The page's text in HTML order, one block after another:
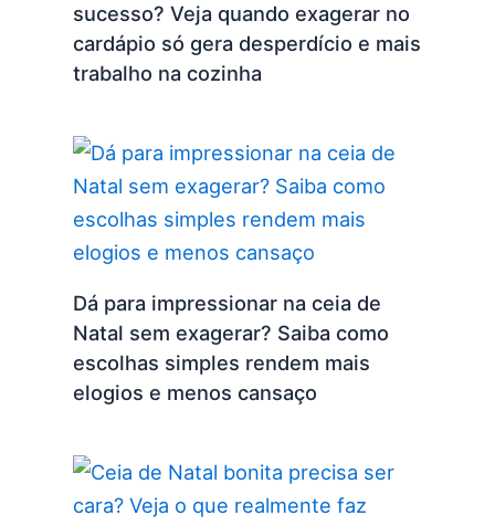
sucesso? Veja quando exagerar no
cardápio só gera desperdício e mais
trabalho na cozinha
Dá para impressionar na ceia de
Natal sem exagerar? Saiba como
escolhas simples rendem mais
elogios e menos cansaço